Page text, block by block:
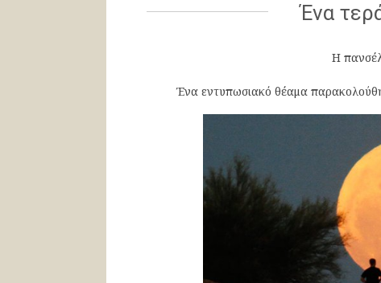
Ένα
Η
Ένα εντυπωσιακό θέαμα